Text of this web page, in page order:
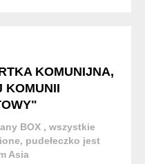
KOMUNIJNA,
KOMUNII
BOX , wszystkie
pudełeczko jest
Asia